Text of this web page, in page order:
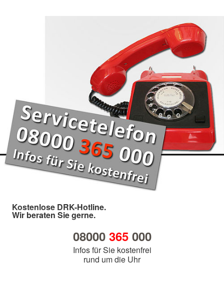
Kostenlose DRK-Hotline.
Wir beraten Sie gerne.
08000 365000
Infos für Sie kostenfrei
rund um die Uhr